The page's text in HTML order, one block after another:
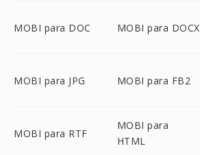
MOBI para DOC MOBI para DOCX
MOBI para JPG MOBI para FB2
MOBI para RTF
MOBI para
HTML